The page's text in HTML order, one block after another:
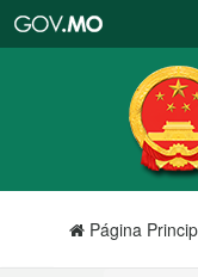
RAE
de
Macau
Página